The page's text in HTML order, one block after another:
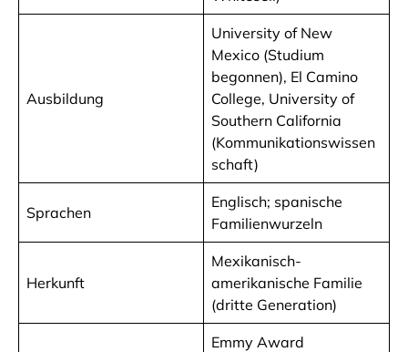
Ausbildung
University of New
Mexico (Studium
begonnen), El Camino
College, University of
Southern California
(Kommunikationswissen
schaft)
Sprachen
Englisch; spanische
Familienwurzeln
Herkunft
Mexikanisch-
amerikanische Familie
(dritte Generation)
Emmy Award